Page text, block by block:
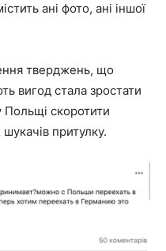
ані фото, ані іншої
тверджень, що
вигод стала зростати
Польщі скоротити
притулку.